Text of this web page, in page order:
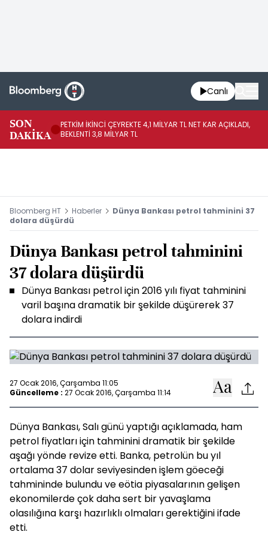
Canlı
SON
DAKİKA
PETKİM İKİNCİ ÇEYREKTE 4,1 MİLYAR TL NET KAR AÇIKLADI,
BEKLENTİ 3,8 MİLYAR TL
Bloomberg HT Haberler
Dünya Bankası petrol tahminini 37
dolara düşürdü
Dünya Bankası petrol tahminini
37 dolara düşürdü
Dünya Bankası petrol için 2016 yılı fiyat tahminini
varil başına dramatik bir şekilde düşürerek 37
dolara indirdi
27 Ocak 2016, Çarşamba 11:05
Güncelleme : 27 Ocak 2016, Çarşamba 11:14
Dünya Bankası, Salı günü yaptığı açıklamada, ham
petrol fiyatları için tahminini dramatik bir şekilde
aşağı yönde revize etti. Banka, petrolün bu yıl
ortalama 37 dolar seviyesinden işlem göeceği
tahmininde bulundu ve eötia piyasalarının gelişen
ekonomilerde çok daha sert bir yavaşlama
olasılığına karşı hazırlıklı olmaları gerektiğini ifade
etti.